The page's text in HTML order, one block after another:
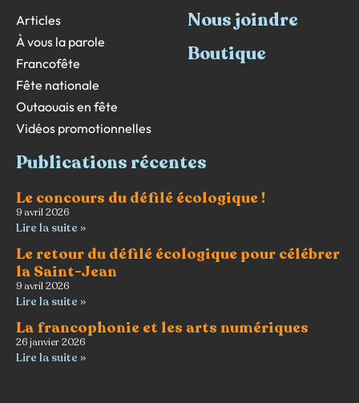
Articles
À vous la parole
Francofête
Fête nationale
Outaouais en fête
Vidéos promotionnelles
Nous joindre
Boutique
Publications récentes
Le concours du défilé écologique !
9 avril 2026
Lire la suite »
Le retour du défilé écologique pour célébrer
la Saint-Jean
9 avril 2026
Lire la suite »
La francophonie et les arts numériques
26 janvier 2026
Lire la suite »